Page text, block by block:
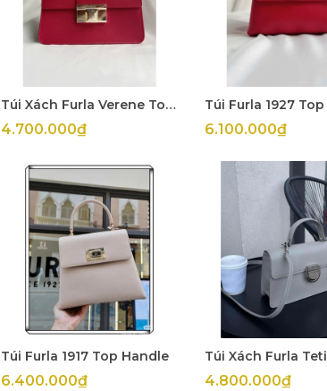
Túi Xách Furla Verene Top Handle
4.700.000₫ 6.100.000₫
Túi Furla 1917 Top Handle
6.400.000₫
Túi Xách Furla Teti
4.800.000₫